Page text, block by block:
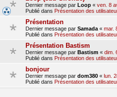
Dernier message par Loop « ven. 8
Publié dans Présentation des
Présentation
Dernier message par Samada « mar.
Publié dans Présentation des
Présentation Bastism
Dernier message par Bastism « dim.
Publié dans Présentation des
bonjour
Dernier message par dom380 « lun.
Publié dans Présentation des